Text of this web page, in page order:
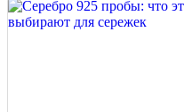
скрывается история,
символика, понятная без